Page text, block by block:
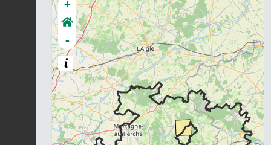
+
-